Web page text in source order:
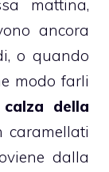
mattina,
ancora
o quando
modo farli
calza della
caramellati
dalla